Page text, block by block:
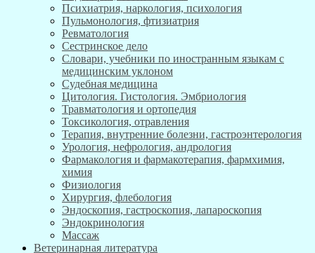
Психиатрия, наркология, психология
Пульмонология, фтизиатрия
Ревматология
Сестринское дело
Словари, учебники по иностранным языкам с
медицинским уклоном
Судебная медицина
Цитология. Гистология. Эмбриология
Травматология и ортопедия
Токсикология, отравления
Терапия, внутренние болезни, гастроэнтерология
Урология, нефрология, андрология
Фармакология и фармакотерапия, фармхимия,
химия
Физиология
Хирургия, флебология
Эндоскопия, гастроскопия, лапароскопия
Эндокринология
Массаж
Ветеринарная литература